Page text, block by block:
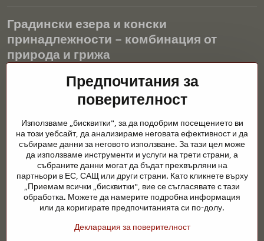
Градински езера и конски
принадлежности – комбинация от
природа и грижа
Градинските езера са красиво допълнение към всеки екстериор
и създават хармонична среда за релаксация и живот на водните
животни. Правилната технология, филтрацията и редовната
през цялата година. Също толкова важна е грижата за
животните, които са част от нашия живот.
Конете се нуждаят от висококачествени конски принадлежности,
правилно хранене и отговорни грижи, за да бъдат здрави, силни
и доволни. Независимо дали става въпрос за екипировка за
ездачи, развъдчици или любители на природата, целта е да се
създаде среда, която подкрепя естествения баланс,
Предпочитания за
поверителност
Използваме „бисквитки", за да подобрим посещението ви
на този уебсайт, да анализираме неговата ефективност и да
събираме данни за неговото използване. За тази цел може
да използваме инструменти и услуги на трети страни, а
събраните данни могат да бъдат прехвърляни на
партньори в ЕС, САЩ или други страни. Като кликнете върху
„Приемам всички „бисквитки", вие се съгласявате с тази
обработка. Можете да намерите подробна информация
или да коригирате предпочитанията си по-долу.
Декларация за поверителност